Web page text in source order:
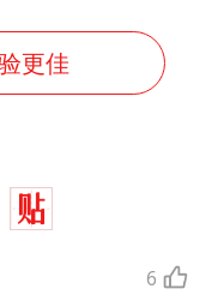
更佳
6